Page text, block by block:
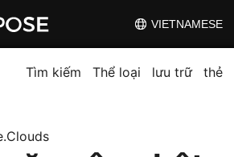
VIETNAMESE
Tìm kiếm Thể loại lưu trữ thẻ